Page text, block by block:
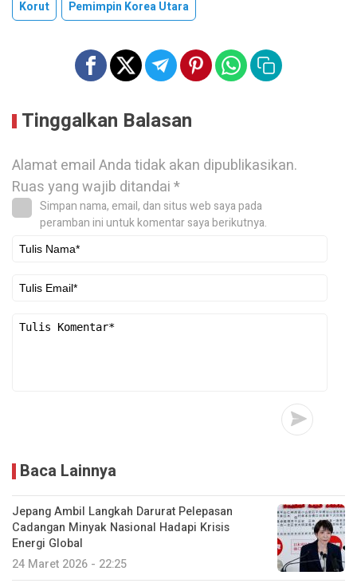
Korut Pemimpin Korea Utara
Tinggalkan Balasan
Alamat email Anda tidak akan dipublikasikan.
Ruas yang wajib ditandai*
Simpan nama, email, dan situs web saya pada
peramban ini untuk komentar saya berikutnya.
Baca Lainnya
Jepang Ambil Langkah Darurat Pelepasan
Cadangan Minyak Nasional Hadapi Krisis
Energi Global
24 Maret 2026 - 22:25